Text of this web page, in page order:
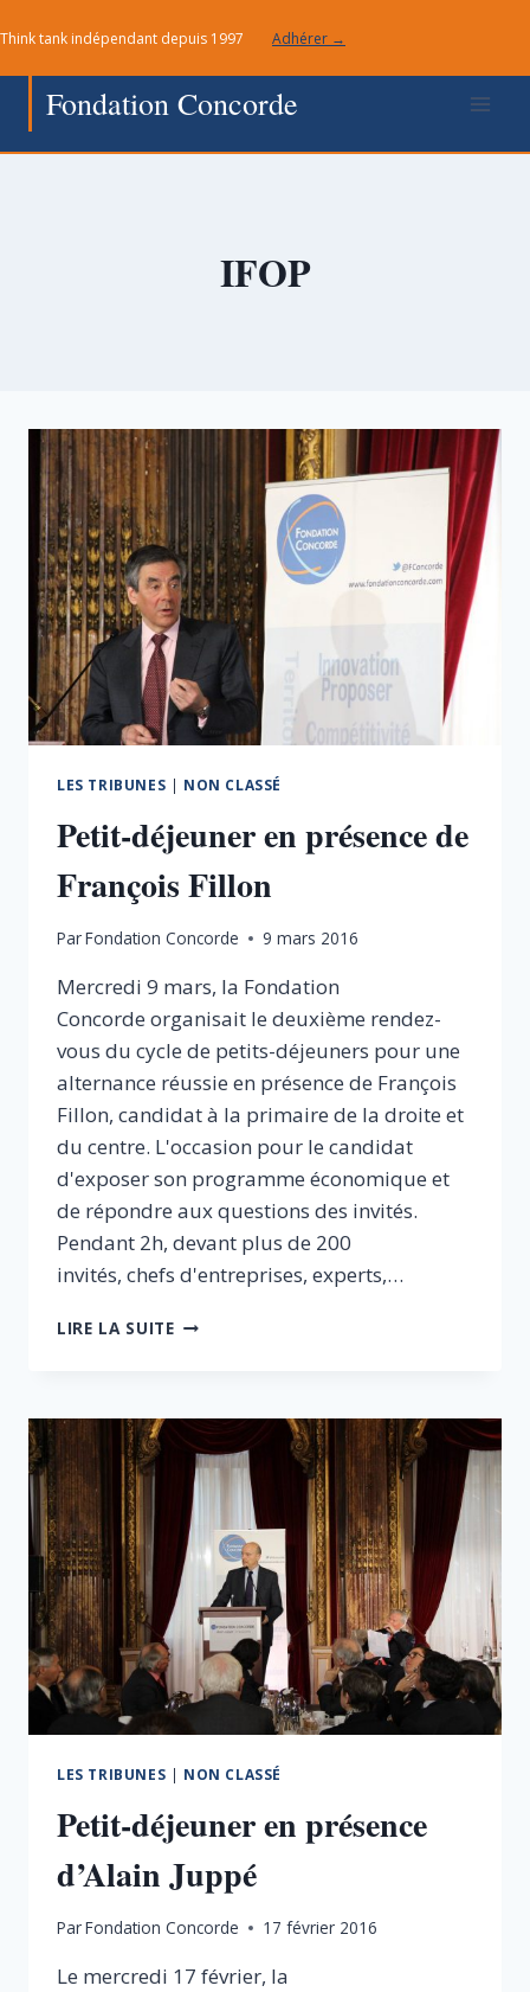
au
contenu
Think tank indépendant depuis 1997 Adhérer →
Fondation Concorde
IFOP
LES TRIBUNES | NON CLASSÉ
Petit-déjeuner en présence de
François Fillon
ParFondation Concorde 9 mars 2016
Mercredi 9 mars, la Fondation
Concorde organisait le deuxième rendez-
vous du cycle de petits-déjeuners pour une
alternance réussie en présence de François
Fillon, candidat à la primaire de la droite et
du centre. L'occasion pour le candidat
d'exposer son programme économique et
de répondre aux questions des invités.
Pendant 2h, devant plus de 200
invités, chefs d'entreprises, experts,…
LIRE LA SUITEPETIT-
DE
FRANÇOIS
FILLON
LES TRIBUNES | NON CLASSÉ
Petit-déjeuner en présence
d’Alain Juppé
ParFondation Concorde 17 février 2016
Le mercredi 17 février, la